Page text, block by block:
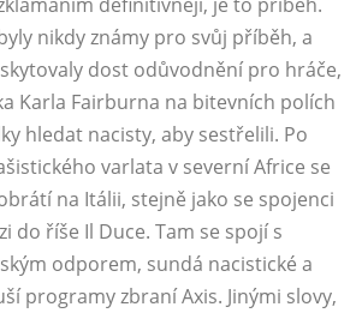
nikdy známy pro svůj příběh, a
dost odůvodnění pro hráče,
Karla Fairburna na bitevních polích
hledat nacisty, aby sestřelili. Po
varlata v severní Africe se
na Itálii, stejně jako se spojenci
do říše Il Duce. Tam se spojí s
odporem, sundá nacistické a
programy zbraní Axis. Jinými slovy,